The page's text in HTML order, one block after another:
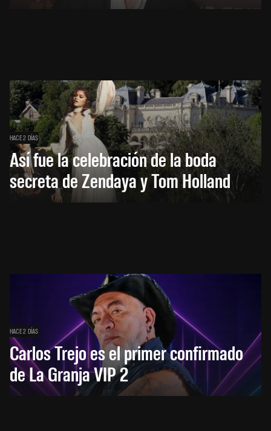
HACE 2 DÍAS
Así fue la celebración de la boda
secreta de Zendaya y Tom Holland
HACE 2 DÍAS
Carlos Trejo es el primer confirmado
de La Granja VIP 2